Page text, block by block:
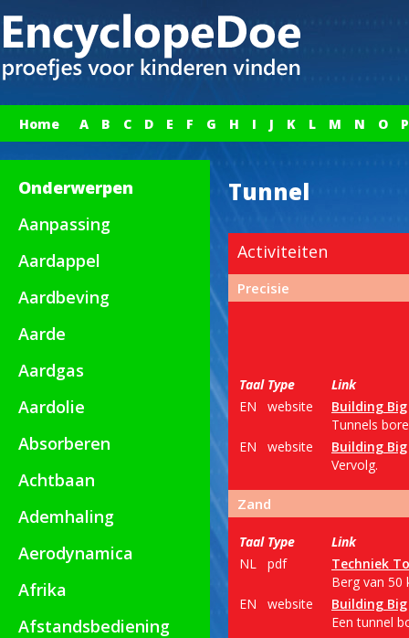
Home A B C D E F G H I J K L M N O P
Onderwerpen
Aanpassing
Aardappel
Aardbeving
Aarde
Aardgas
Aardolie
Absorberen
Achtbaan
Ademhaling
Aerodynamica
Afrika
Afstandsbediening
Tunnel
Activiteiten
Precisie
Taal Type
Link
EN
website
Building Big
Tunnels
EN
website
Building Big
Vervolg.
Zand
Taal Type
Link
NL
pdf
Techniek
Berg van 50
EN
website
Building Big
Een tunnel